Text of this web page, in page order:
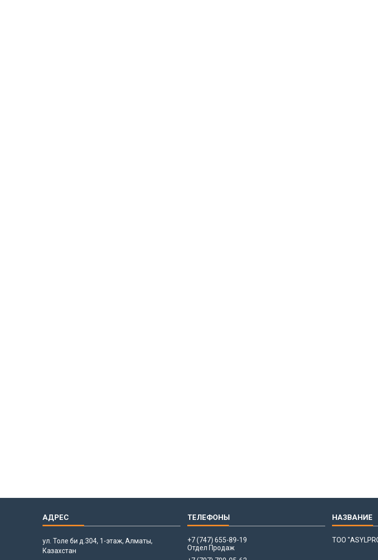
ул. Толе би д.304, 1-этаж, Алматы,
Казахстан
+7 (747) 655-89-19
Отдел Продаж
ТОО